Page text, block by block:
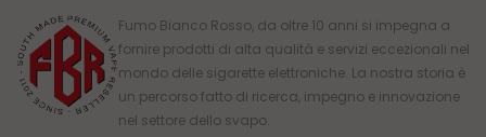
Fumo Bianco Rosso, da oltre 10 anni si impegna a
fornire prodotti di alta qualità e servizi eccezionali nel
mondo delle sigarette elettroniche. La nostra storia è
un percorso fatto di ricerca, impegno e innovazione
nel settore dello svapo.